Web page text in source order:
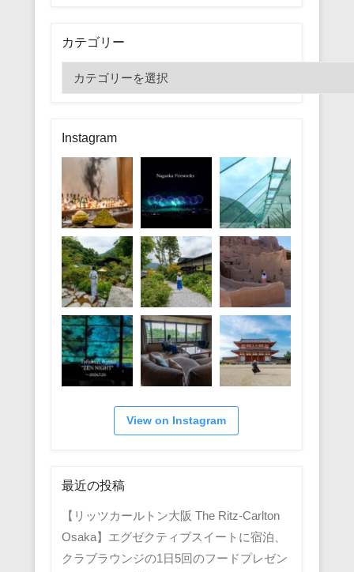
カテゴリー
テ
リ
ー
Instagram
View on Instagram
最近の投稿
【リッツカールトン大阪 The Ritz-Carlton
Osaka】エグゼクティブスイートに宿泊、
クラブラウンジの1日5回のフードプレゼン